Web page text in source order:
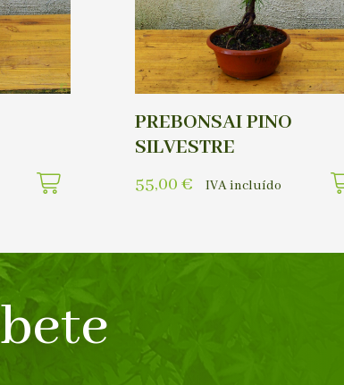
PREBONSAI PINO
SILVESTRE
55,00 € IVA incluído